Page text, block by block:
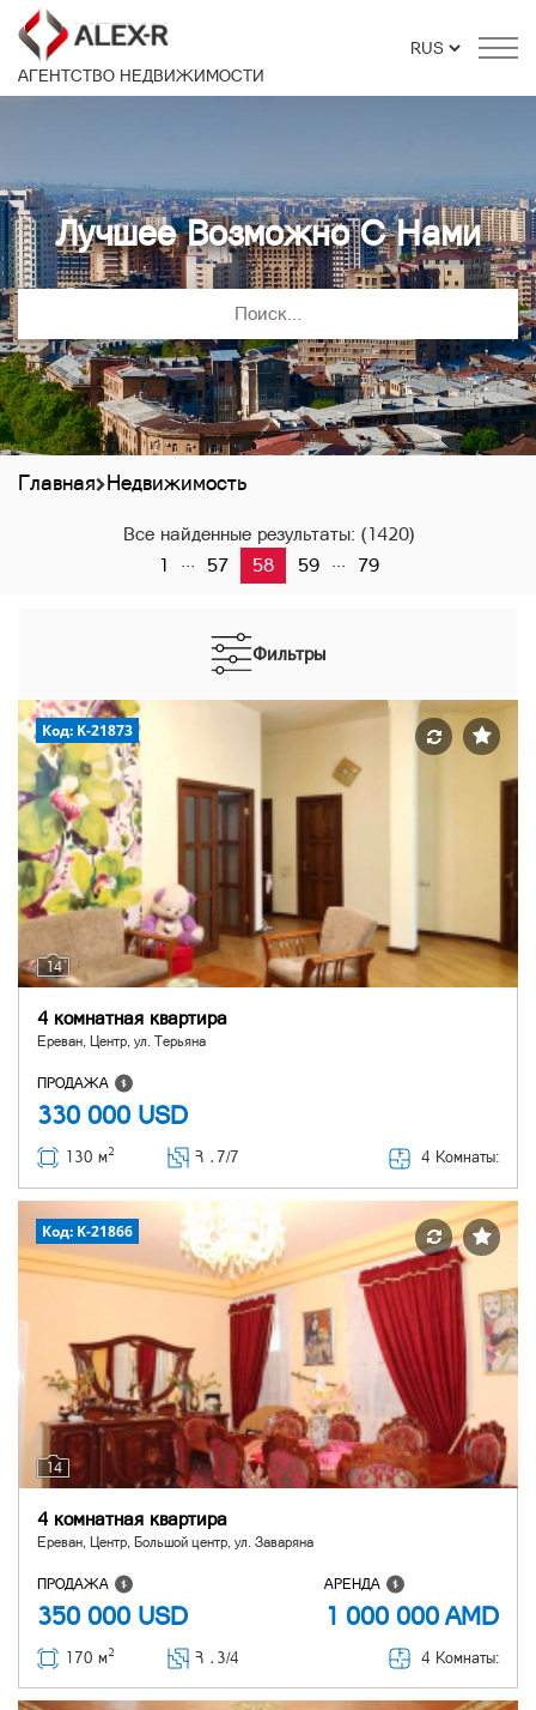
АГЕНТСТВО НЕДВИЖИМОСТИ
Лучшее Возможно С Нами
Главная Недвижимость
Все найденные результаты: (1420)
1
... 57 58 59 ... 79
Фильтры
14
Код: K-21873
4 комнатная квартира
Ереван, Центр, ул. Терьяна
ПРОДАЖА
330 000 USD
130 м2 Հ ․ 7/7 4 Комнаты:
14
Код: K-21866
4 комнатная квартира
Ереван, Центр, Большой центр, ул. Заваряна
ПРОДАЖА
350 000 USD
АРЕНДА
1 000 000 AMD
170 м2 Հ ․ 3/4 4 Комнаты: